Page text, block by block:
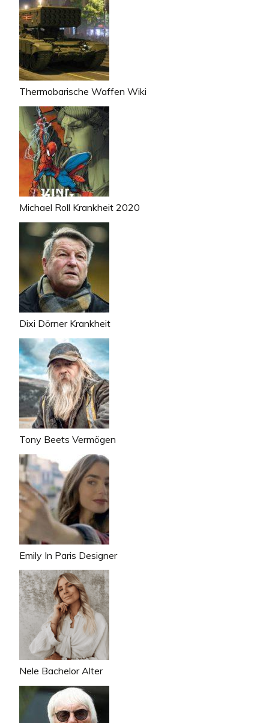
Thermobarische Waffen Wiki
Michael Roll Krankheit 2020
Dixi Dörner Krankheit
Tony Beets Vermögen
Emily In Paris Designer
Nele Bachelor Alter